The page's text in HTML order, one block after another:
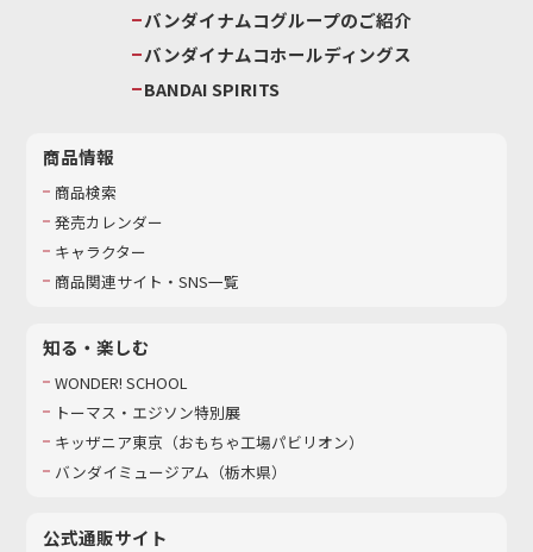
バンダイナムコグループのご紹介
バンダイナムコホールディングス
BANDAI SPIRITS
商品情報
商品検索
発売カレンダー
キャラクター
商品関連サイト・SNS一覧
知る・楽しむ
WONDER! SCHOOL
トーマス・エジソン特別展
キッザニア東京（おもちゃ工場パビリオン）​
バンダイミュージアム（栃木県）
公式通販サイト